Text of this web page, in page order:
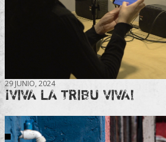
29 JUNIO, 2024
¡VIVA LA TRIBU VIVA!